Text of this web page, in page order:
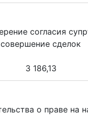
согласия
совершение сделок
3 186,13
о праве на